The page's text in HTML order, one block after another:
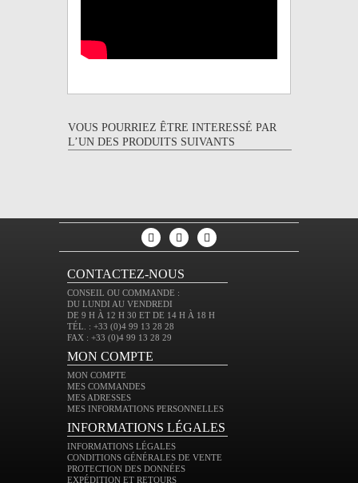
VOUS POURRIEZ ÊTRE INTERESSÉ PAR
L’UN DES PRODUITS SUIVANTS
CONTACTEZ-NOUS
CONSEIL OU COMMANDE :
DU LUNDI AU VENDREDI
DE 9 H À 12 H 30 ET DE 14 H À 18 H
TÉL. : +33 (0)4 99 13 28 28
FAX : +33 (0)4 99 13 28 29
MON COMPTE
MON COMPTE
MES COMMANDES
MES ADRESSES
MES INFORMATIONS PERSONNELLES
INFORMATIONS LÉGALES
INFORMATIONS LÉGALES
CONDITIONS GÉNÉRALES DE VENTE
PROTECTION DES DONNÉES
EXPÉDITION ET RETOURS